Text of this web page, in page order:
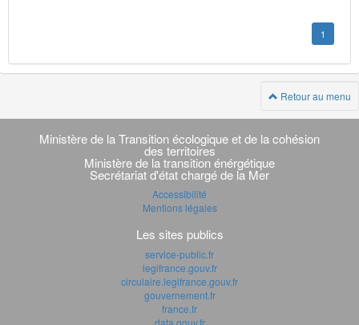
1
Retour au menu
Navigation
transverse
Ministère de la Transition écologique et de la cohésion
des territoires
Ministère de la transition énérgétique
Secrétariat d'état chargé de la Mer
Accessibilité
Mentions légales
Les sites publics
service-public.fr
legifrance.gouv.fr
circulaire.legifrance.gouv.fr
gouvernement.fr
france.fr
data.gouv.fr